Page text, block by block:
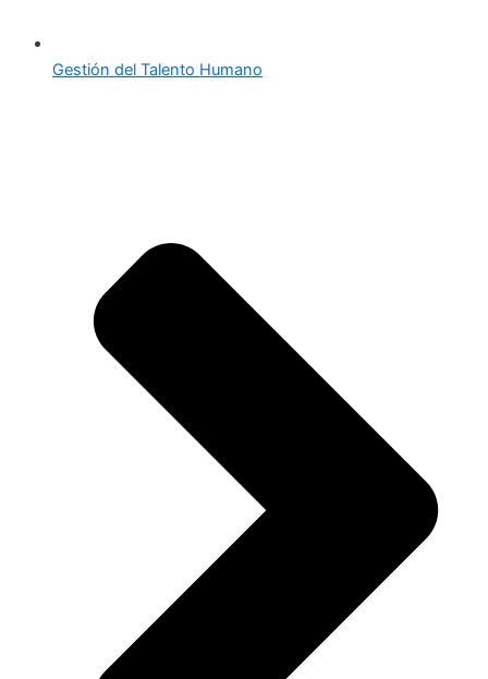
Gestión del Talento Humano